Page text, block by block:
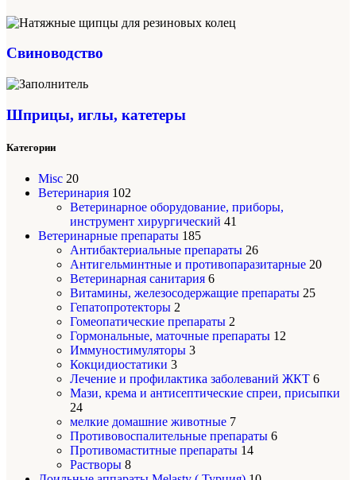
Свиноводство
Шприцы, иглы, катетеры
Категории
Misc 20
Ветеринария 102
Ветеринарное оборудование, приборы,
инструмент хирургический 41
Ветеринарные препараты 185
Антибактериальные препараты 26
Антигельминтные и противопаразитарные 20
Ветеринарная санитария 6
Витамины, железосодержащие препараты 25
Гепатопротекторы 2
Гомеопатические препараты 2
Гормональные, маточные препараты 12
Иммуностимуляторы 3
Кокцидиостатики 3
Лечение и профилактика заболеваний ЖКТ 6
Мази, крема и антисептические спреи, присыпки
24
мелкие домашние животные 7
Противовоспалительные препараты 6
Противомаститные препараты 14
Растворы 8